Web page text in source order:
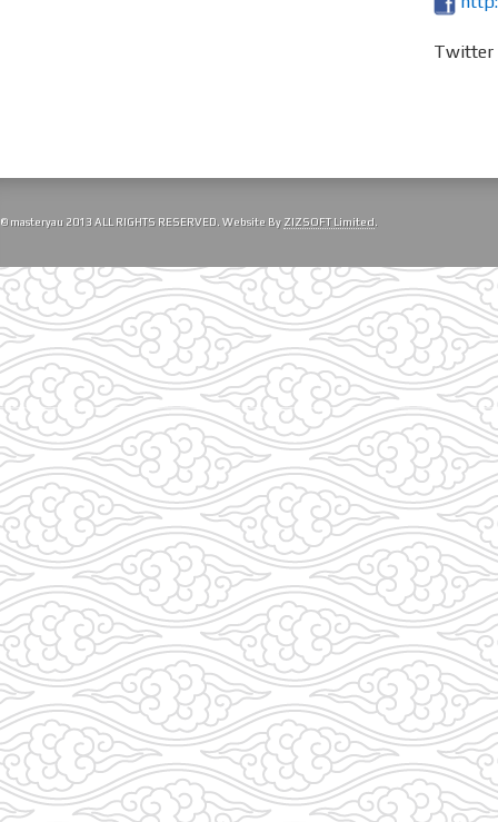
© masteryau 2013 ALL RIGHTS RESERVED. Website By ZIZSOFT Limited